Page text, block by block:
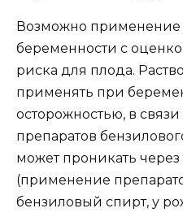
Возможно
беременности с
риска для плода.
применять при
осторожностью, в
препаратов
может проникать
(применение
бензиловый спирт, у